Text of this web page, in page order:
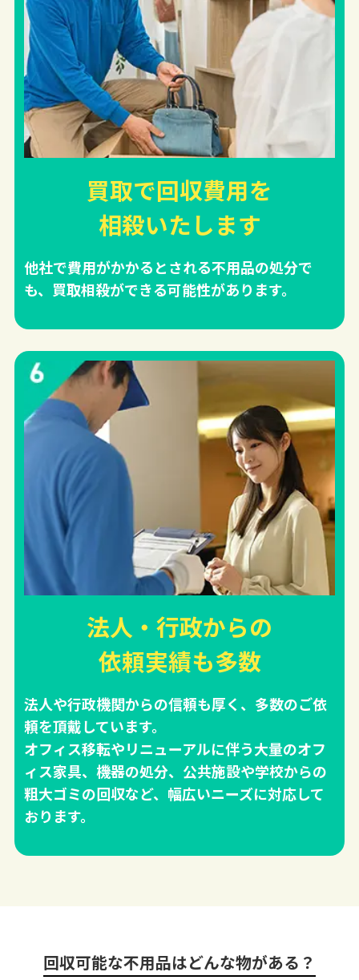
買取で回収費用を
相殺いたします
他社で費用がかかるとされる不用品の処分で
も、買取相殺ができる可能性があります。
法人・行政からの
依頼実績も多数
法人や行政機関からの信頼も厚く、多数のご依
頼を頂戴しています。
オフィス移転やリニューアルに伴う大量のオフ
ィス家具、機器の処分、公共施設や学校からの
粗大ゴミの回収など、幅広いニーズに対応して
おります。
回収可能な不用品はどんな物がある？